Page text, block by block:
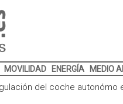
MOVILIDAD ENERGÍA MEDIO
del coche autonómo